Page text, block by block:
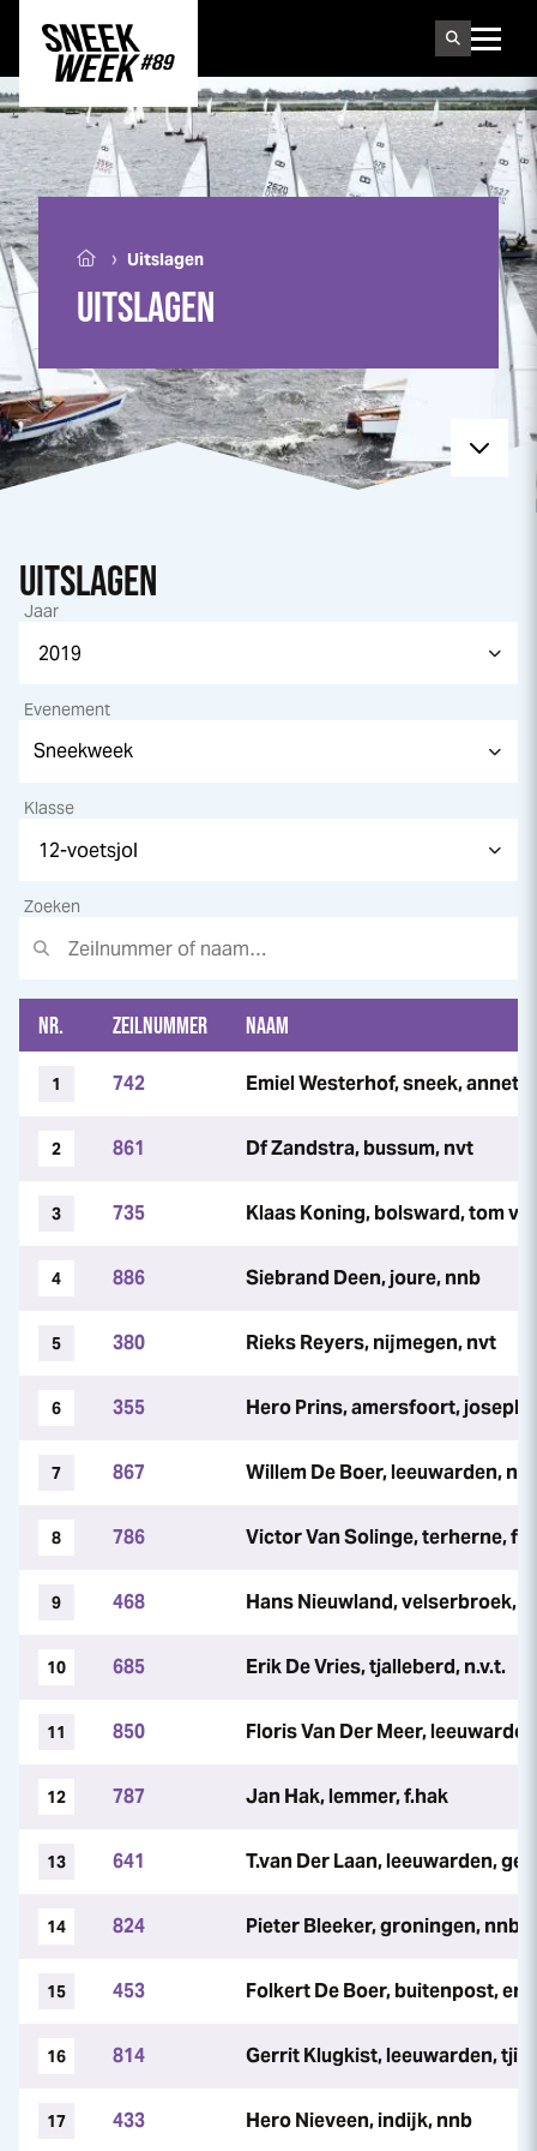
UITSLAGEN
› Uitslagen
UITSLAGEN
Jaar
Evenement
Klasse
Zoeken
NR. ZEILNUMMER NAAM
1 742 Emiel Westerhof, sneek,
2 861 Df Zandstra, bussum, nvt
3 735 Klaas Koning, bolsward, tom
4 886 Siebrand Deen, joure, nnb
5 380 Rieks Reyers, nijmegen, nvt
6 355 Hero Prins, amersfoort,
7 867 Willem De Boer, leeuwarden, nvt
8 786 Victor Van Solinge, terherne,
9 468 Hans Nieuwland, velserbroek,
10 685 Erik De Vries, tjalleberd, n.v.t.
11 850 Floris Van Der Meer,
12 787 Jan Hak, lemmer, f.hak
13 641 T.van Der Laan, leeuwarden,
14 824 Pieter Bleeker, groningen, nnb
15 453 Folkert De Boer, buitenpost,
16 814 Gerrit Klugkist, leeuwarden,
17 433 Hero Nieveen, indijk, nnb